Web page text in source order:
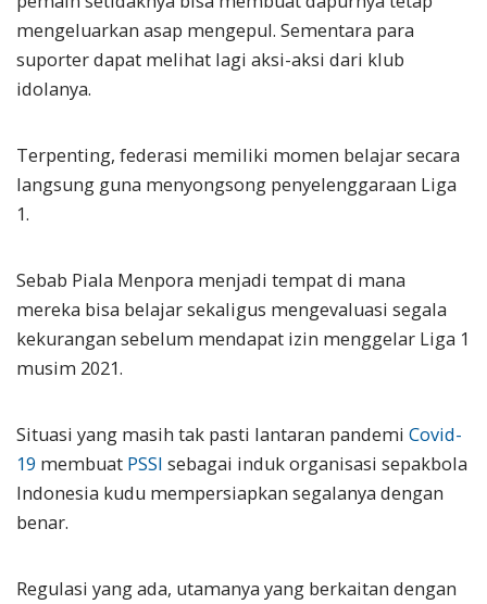
mengeluarkan asap mengepul. Sementara para
suporter dapat melihat lagi aksi-aksi dari klub
idolanya.
Terpenting, federasi memiliki momen belajar secara
langsung guna menyongsong penyelenggaraan Liga
1.
Sebab Piala Menpora menjadi tempat di mana
mereka bisa belajar sekaligus mengevaluasi segala
kekurangan sebelum mendapat izin menggelar Liga 1
musim 2021.
Situasi yang masih tak pasti lantaran pandemi Covid-
19 membuat PSSI sebagai induk organisasi sepakbola
Indonesia kudu mempersiapkan segalanya dengan
benar.
Regulasi yang ada, utamanya yang berkaitan dengan